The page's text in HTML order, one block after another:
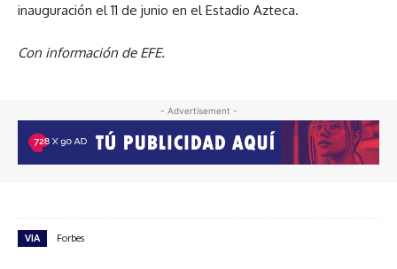
inauguración el 11 de junio en el Estadio Azteca.
Con información de EFE.
- Advertisement -
VIA Forbes